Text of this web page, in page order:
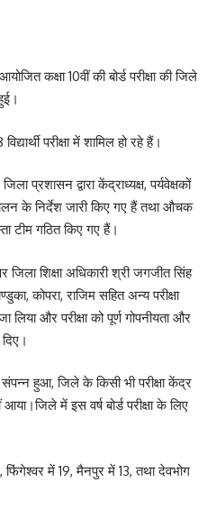
कक्षा 10वीं की बोर्ड परीक्षा की जिले
परीक्षा में शामिल हो रहे हैं।
प्रशासन द्वारा केंद्राध्यक्ष, पर्यवेक्षकों
के निर्देश जारी किए गए हैं तथा औचक
टीम गठित किए गए हैं।
शिक्षा अधिकारी श्री जगजीत सिंह
कोपरा, राजिम सहित अन्य परीक्षा
और परीक्षा को पूर्ण गोपनीयता और
संपन्न हुआ, जिले के किसी भी परीक्षा केंद्र
में इस वर्ष बोर्ड परीक्षा के लिए
फिंगेश्वर में 19, मैनपुर में 13, तथा देवभोग